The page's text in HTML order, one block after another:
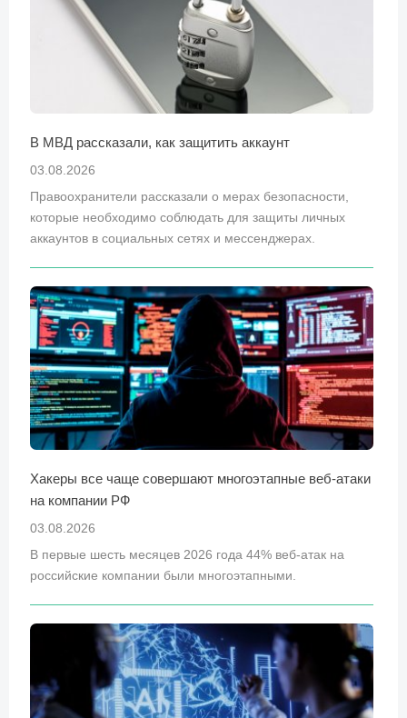
В МВД рассказали, как защитить аккаунт
03.08.2026
Правоохранители рассказали о мерах безопасности,
которые необходимо соблюдать для защиты личных
аккаунтов в социальных сетях и мессенджерах.
Хакеры все чаще совершают многоэтапные веб-атаки
на компании РФ
03.08.2026
В первые шесть месяцев 2026 года 44% веб-атак на
российские компании были многоэтапными.